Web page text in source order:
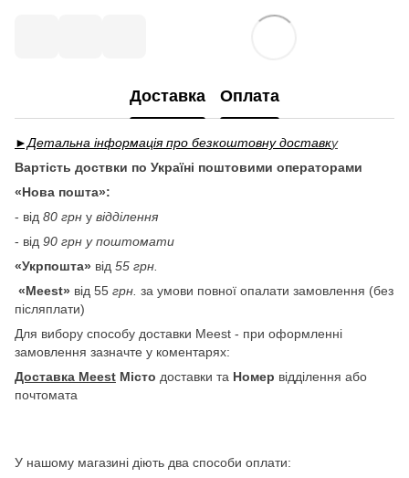
Доставка Оплата
►Детальна інформація про безкоштовну доставку
Вартість доствки по Україні поштовими операторами
«Нова пошта»:
- від 80 грн у відділення
- від 90 грн у поштомати
«Укрпошта» від 55 грн.
«Meest» від 55 грн. за умови повної опалати замовлення (без
післяплати)
Для вибору способу доставки Meest - при оформленні
замовлення зазначте у коментарях:
Доставка Meest Місто доставки та Номер відділення або
почтомата
У нашому магазині діють два способи оплати: